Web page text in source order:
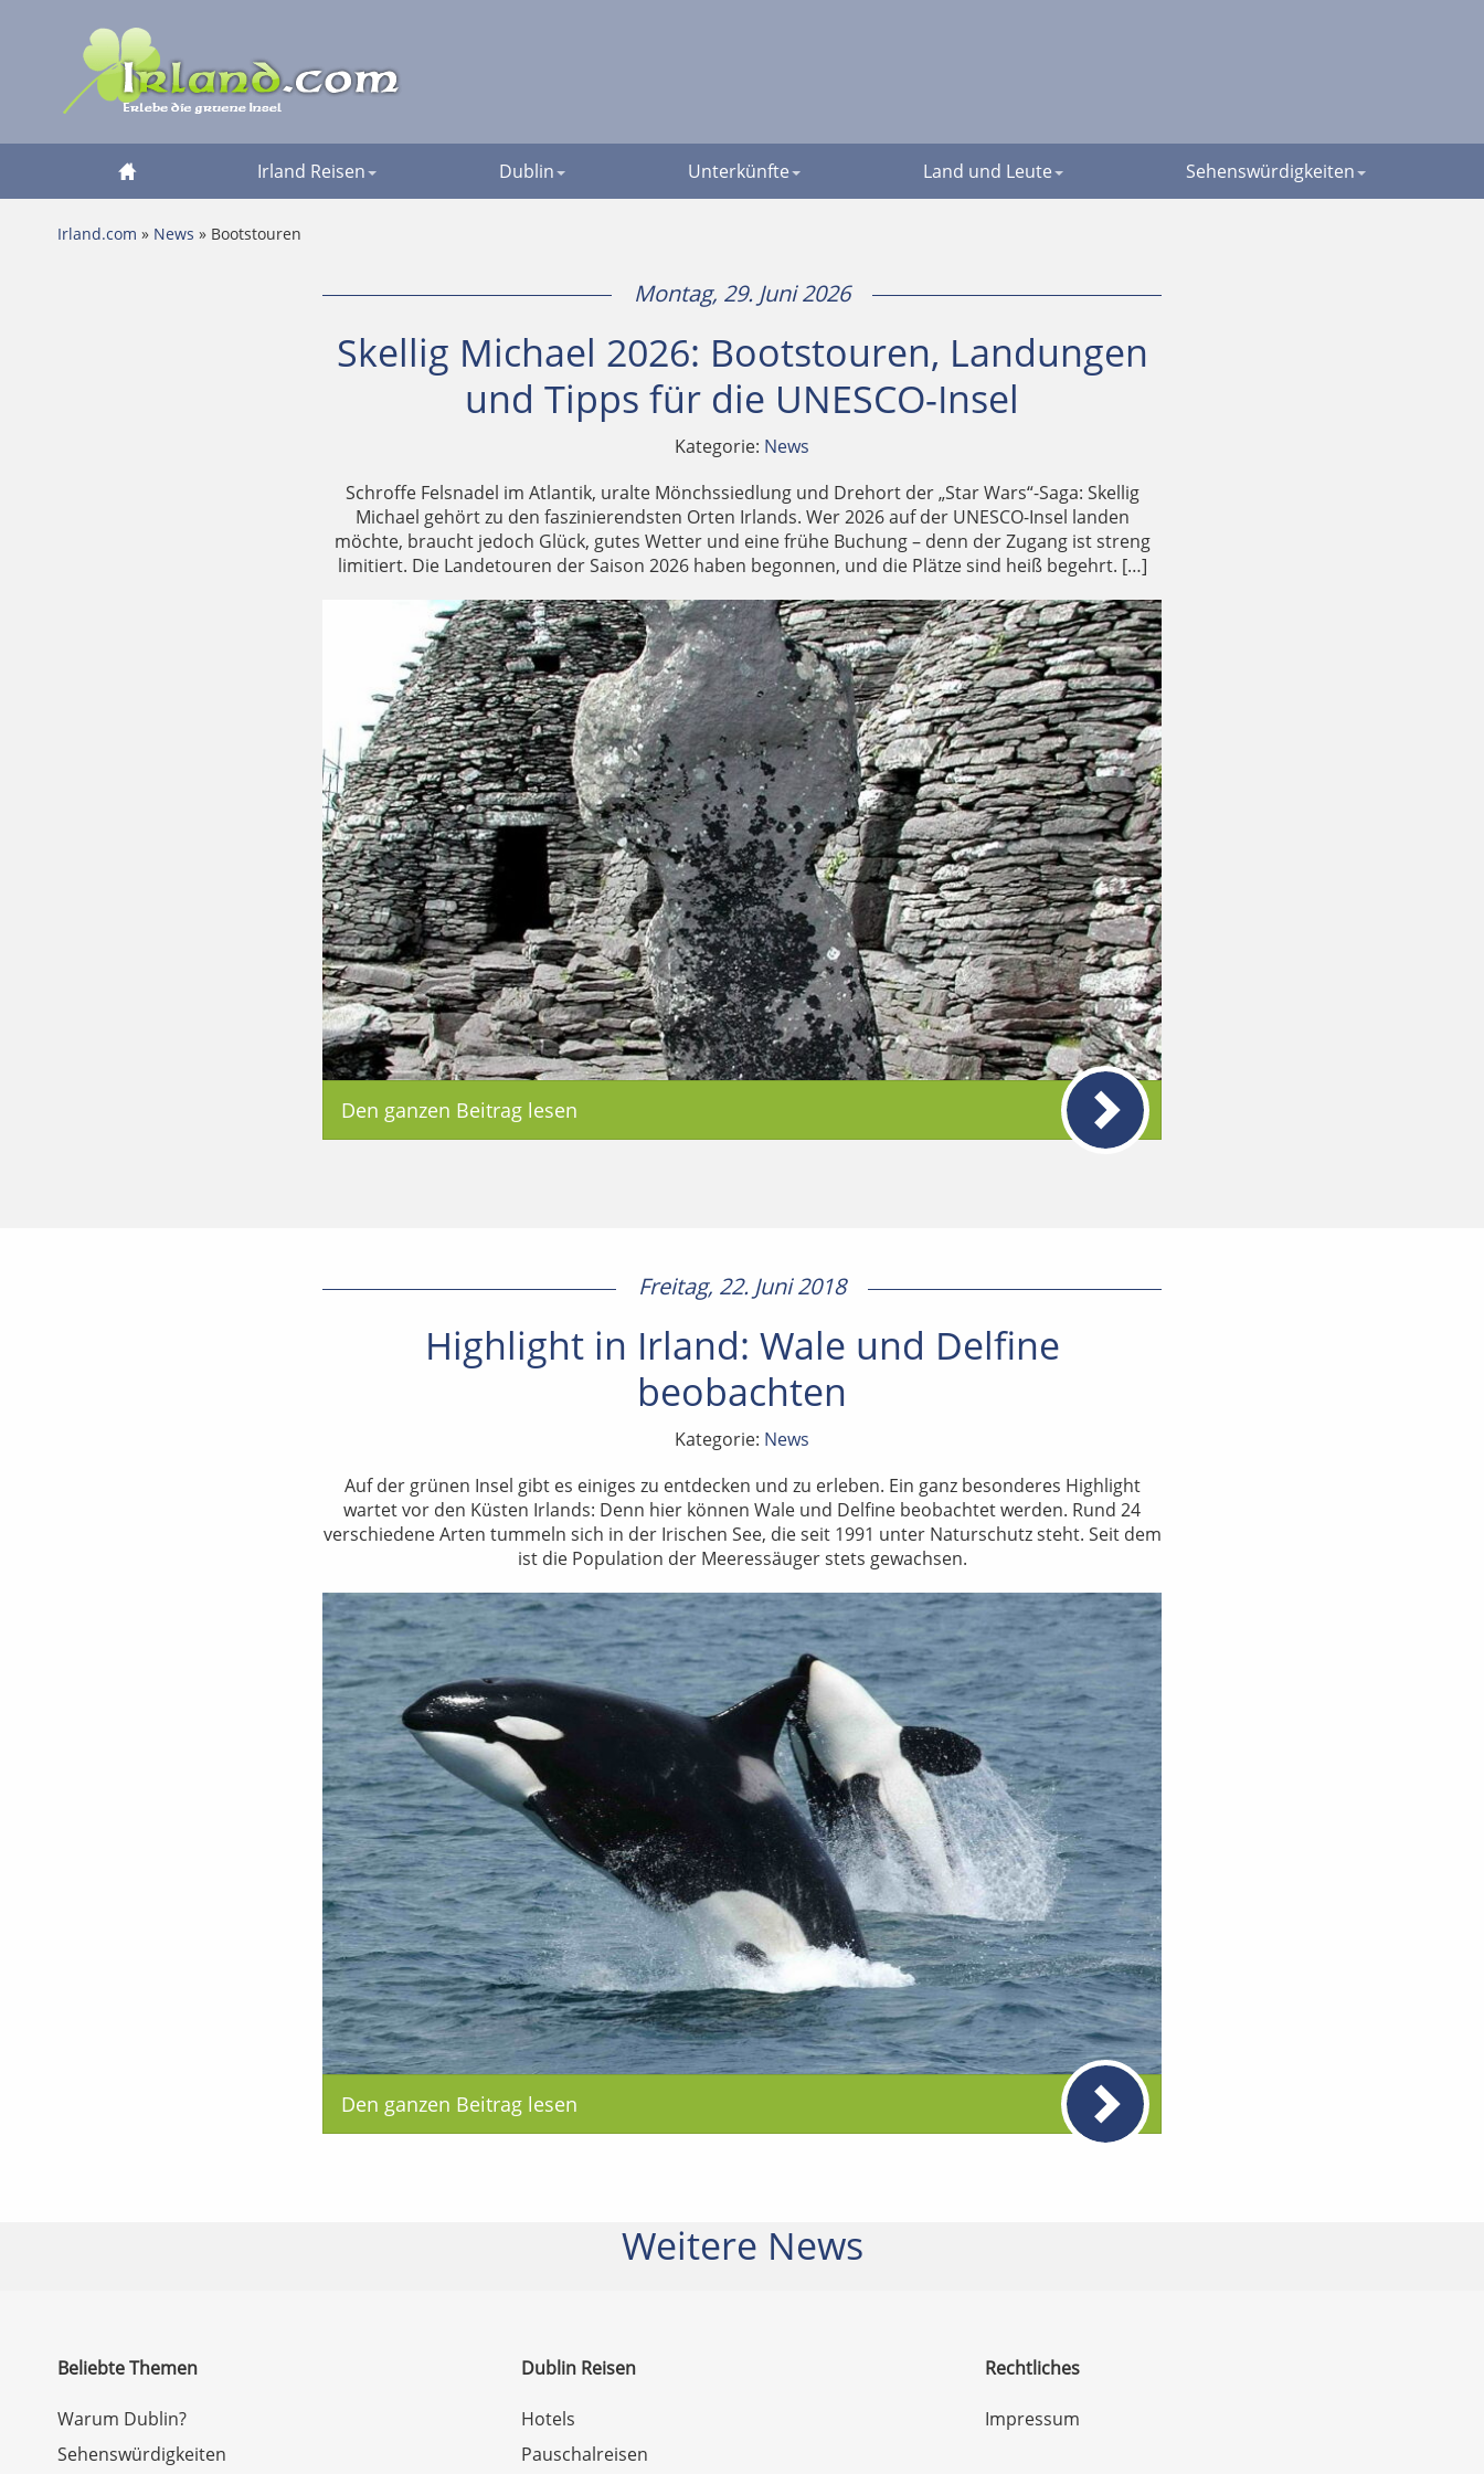
Irland Reisen Dublin Unterkünfte Land und Leute Sehenswürdigkeiten
Irland.com » News » Bootstouren
Montag, 29. Juni 2026
Skellig Michael 2026: Bootstouren, Landungen
und Tipps für die UNESCO-Insel
Kategorie: News
Schroffe Felsnadel im Atlantik, uralte Mönchssiedlung und Drehort der „Star Wars“-Saga: Skellig
Michael gehört zu den faszinierendsten Orten Irlands. Wer 2026 auf der UNESCO-Insel landen
möchte, braucht jedoch Glück, gutes Wetter und eine frühe Buchung – denn der Zugang ist streng
limitiert. Die Landetouren der Saison 2026 haben begonnen, und die Plätze sind heiß begehrt. […]
Den ganzen Beitrag lesen
Freitag, 22. Juni 2018
Highlight in Irland: Wale und Delfine
beobachten
Kategorie: News
Auf der grünen Insel gibt es einiges zu entdecken und zu erleben. Ein ganz besonderes Highlight
wartet vor den Küsten Irlands: Denn hier können Wale und Delfine beobachtet werden. Rund 24
verschiedene Arten tummeln sich in der Irischen See, die seit 1991 unter Naturschutz steht. Seit dem
ist die Population der Meeressäuger stets gewachsen.
Den ganzen Beitrag lesen
Weitere News
Beliebte Themen
Warum Dublin?
Sehenswürdigkeiten
Dublin Reisen
Hotels
Pauschalreisen
Rechtliches
Impressum